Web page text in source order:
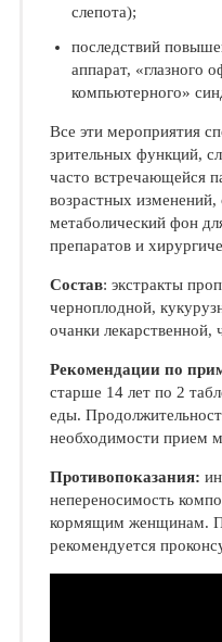
слепота);
последствий
аппарат, «глазного
компьютерного»
Все эти мероприятия
зрительных функций,
часто встречающейся
возрастных
метаболический фон
препаратов и
Состав: экстракты
черноплодной,
очанки лекарственной,
Рекомендации по
старше 14 лет по 2
еды.
необходимости прием
Противопоказания:
непереносимость
кормящим женщинам.
рекомендуется